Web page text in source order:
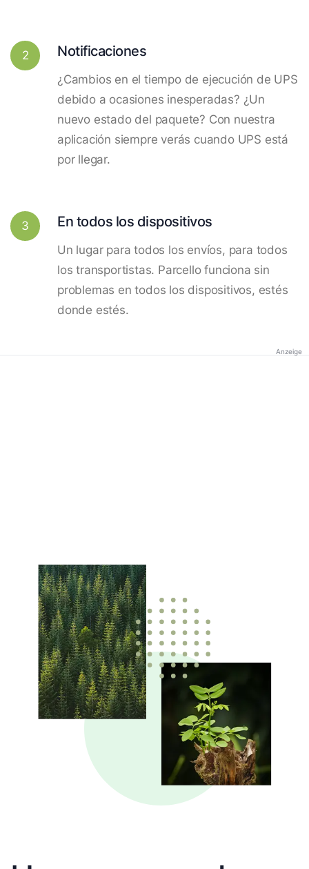
2 Notificaciones
¿Cambios en el tiempo de ejecución de UPS
debido a ocasiones inesperadas? ¿Un
nuevo estado del paquete? Con nuestra
aplicación siempre verás cuando UPS está
por llegar.
3 En todos los dispositivos
Un lugar para todos los envíos, para todos
los transportistas. Parcello funciona sin
problemas en todos los dispositivos, estés
donde estés.
Anzeige